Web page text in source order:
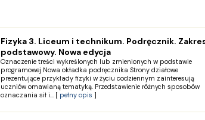
Fizyka 3. Liceum i technikum. Podręcznik.
podstawowy. Nowa edycja
Oznaczenie treści wykreślonych lub zmienionych w podstawie
programowej Nowa okładka podręcznika Strony działowe
prezentujące przykłady fizyki w życiu codziennym zainteresują
uczniów omawianą tematyką. Przedstawienie różnych sposobów
oznaczania sił i... [ pełny opis ]